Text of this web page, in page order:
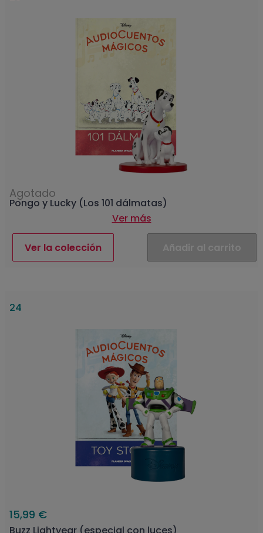
Agotado
Pongo y Lucky (Los 101 dálmatas)
Ver más
Ver la colección Añadir al carrito
24
15,99 €